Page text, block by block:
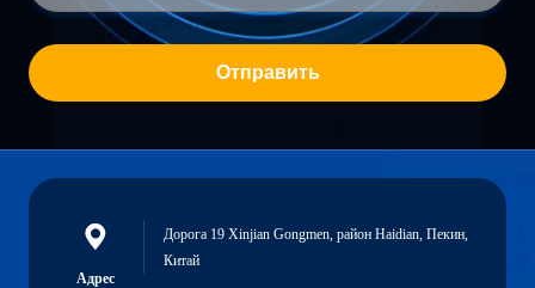
Отправить
Адрес
Дорога 19 Xinjian Gongmen, район Haidian, Пекин,
Китай